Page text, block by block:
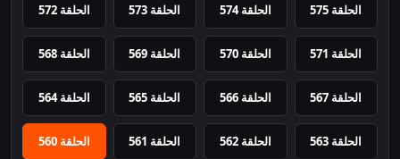
الحلقة 575 الحلقة 574 الحلقة 573 الحلقة 572
الحلقة 571 الحلقة 570 الحلقة 569 الحلقة 568
الحلقة 567 الحلقة 566 الحلقة 565 الحلقة 564
الحلقة 563 الحلقة 562 الحلقة 561 الحلقة 560